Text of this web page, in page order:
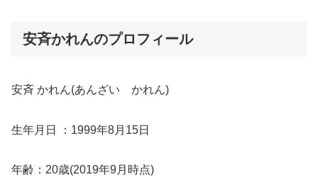
安斉かれんのプロフィール
安斉 かれん(あんざい かれん)
生年月日 ：1999年8月15日
年齢：20歳(2019年9月時点)